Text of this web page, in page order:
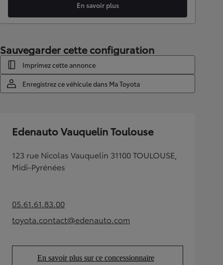
En savoir plus
Sauvegarder cette configuration
Imprimez cette annonce
Enregistrez ce véhicule dans Ma Toyota
Edenauto Vauquelin Toulouse
123 rue Nicolas Vauquelin 31100 TOULOUSE,
Midi-Pyrénées
05.61.61.83.00(Opens in new tab)
toyota.contact@edenauto.com
(Opens in new tab)
En savoir plus sur ce concessionnaire